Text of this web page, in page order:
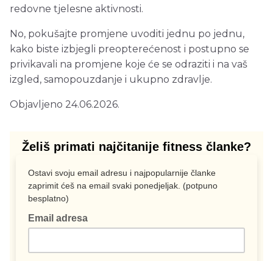
redovne tjelesne aktivnosti.
No, pokušajte promjene uvoditi jednu po jednu,
kako biste izbjegli preopterećenost i postupno se
privikavali na promjene koje će se odraziti i na vaš
izgled, samopouzdanje i ukupno zdravlje.
Objavljeno 24.06.2026.